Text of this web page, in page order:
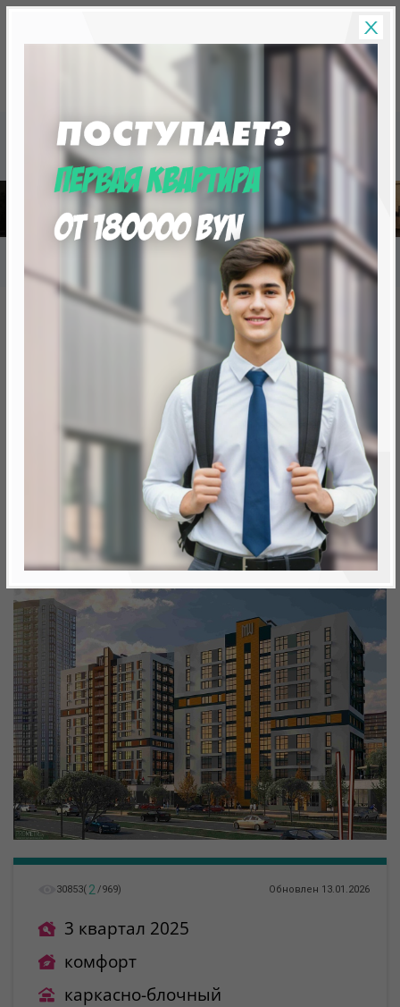
Скидки на новостройки, бонусы
«Минск Мир»
7.7 "Пальма-де-Майорка", квартал «Средиземноморский»
7.7 "Пальма-де-Майорка",
квартал «Средиземноморский»
Минск, Октябрьский, ул. Братская 5
метро «Ковальская Слобода», 566 м
Объект реализован
30853( 2 /969) Обновлен 13.01.2026
3 квартал 2025
комфорт
каркасно-блочный